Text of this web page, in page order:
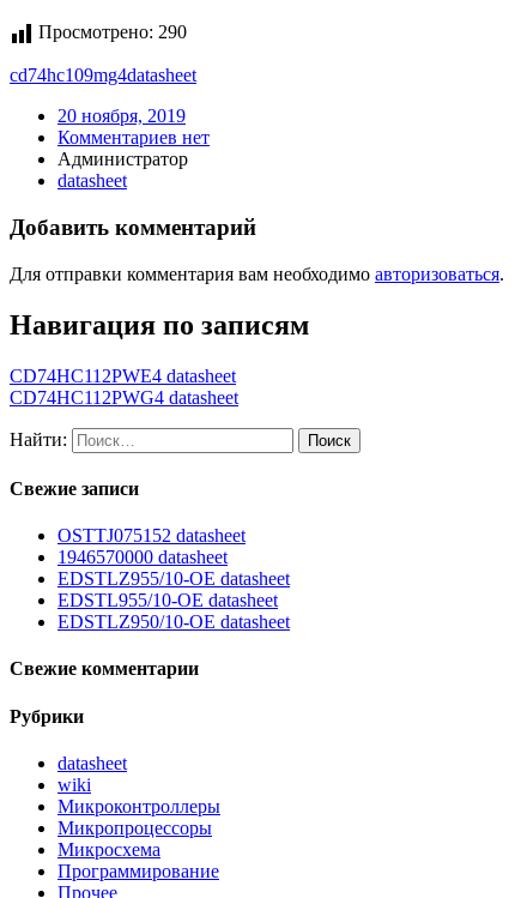
Просмотрено: 290
cd74hc109mg4datasheet
20 ноября, 2019
Комментариев нет
Администратор
datasheet
Добавить комментарий
Для отправки комментария вам необходимо авторизоваться.
Навигация по записям
CD74HC112PWE4 datasheet
CD74HC112PWG4 datasheet
Найти:
Свежие записи
OSTTJ075152 datasheet
1946570000 datasheet
EDSTLZ955/10-OE datasheet
EDSTL955/10-OE datasheet
EDSTLZ950/10-OE datasheet
Свежие комментарии
Рубрики
datasheet
wiki
Микроконтроллеры
Микропроцессоры
Микросхема
Программирование
Прочее